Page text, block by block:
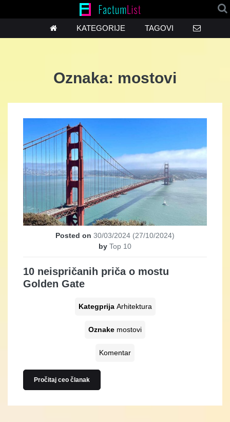
KATEGORIJE TAGOVI
Oznaka: mostovi
Posted on 30/03/2024 (27/10/2024)
by Top 10
10 neispričanih priča o mostu
Golden Gate
Kategprija Arhitektura
Oznake mostovi
Komentar
Pročitaj ceo članak